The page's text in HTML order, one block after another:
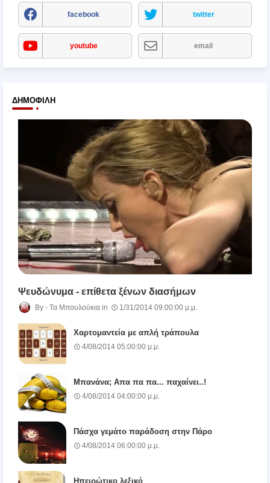
facebook twitter
youtube email
ΔΗΜΟΦΙΛΉ
Ψευδώνυμα - επίθετα ξένων διασήμων
Τα Μπουλούκια 1/31/2014 09:00:00 μ.μ.
Χαρτομαντεία με απλή τράπουλα
4/08/2014 05:00:00 μ.μ.
Μπανάνα; Απα πα πα... παχαίνει..!
4/08/2014 04:00:00 μ.μ.
Πάσχα γεμάτο παράδοση στην Πάρο
4/08/2014 06:00:00 μ.μ.
Ηπειρώτικο λεξικό